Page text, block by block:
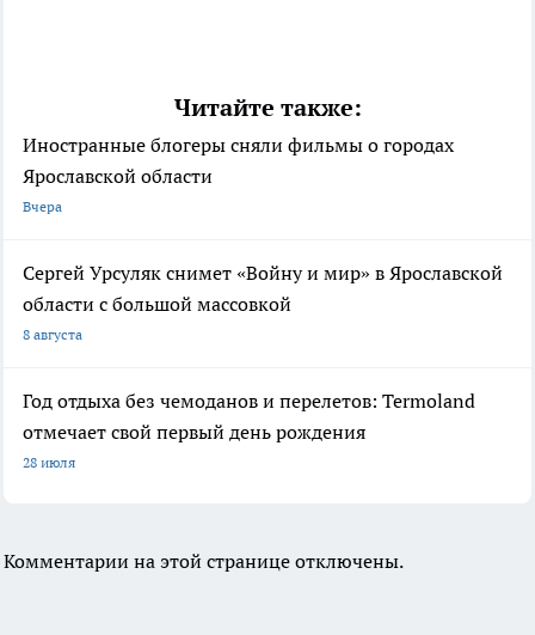
Читайте также:
Иностранные блогеры сняли фильмы о городах
Ярославской области
Вчера
Сергей Урсуляк снимет «Войну и мир» в Ярославской
области с большой массовкой
8 августа
Год отдыха без чемоданов и перелетов: Termoland
отмечает свой первый день рождения
28 июля
Комментарии на этой странице отключены.